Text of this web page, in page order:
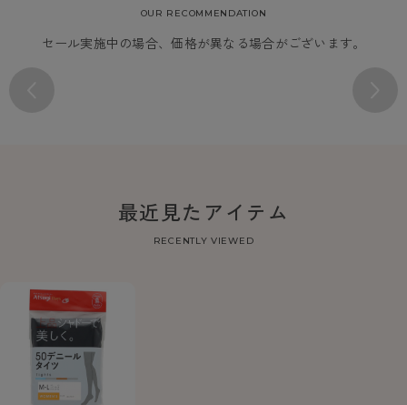
OUR RECOMMENDATION
セール実施中の場合、価格が異なる場合がございます。
最近見たアイテム
RECENTLY VIEWED